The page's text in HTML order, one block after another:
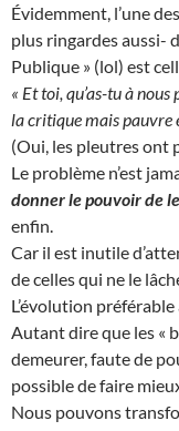
Évidemment, l’une
plus ringardes aussi-
Publique » (lol) est
« Et toi, qu’as-tu à
la critique mais pauvre
(Oui, les pleutres ont
Le problème n’est
donner le pouvoir de
enfin.
Car il est inutile
de celles qui ne le
L’évolution
Autant dire que les «
demeurer, faute de
possible de faire
Nous pouvons